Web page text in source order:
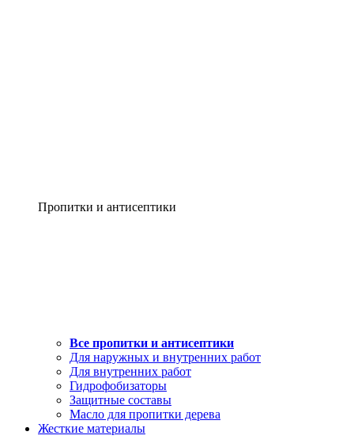
Пропитки и антисептики
Все пропитки и антисептики
Для наружных и внутренних работ
Для внутренних работ
Гидрофобизаторы
Защитные составы
Масло для пропитки дерева
Жесткие материалы